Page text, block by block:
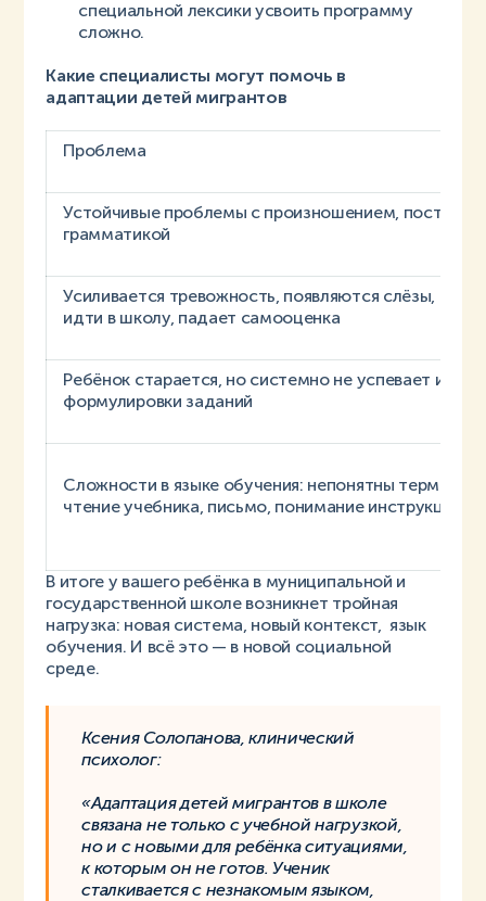
специальной лексики усвоить программу
сложно.
Какие специалисты могут помочь в
адаптации детей мигрантов
Проблема
Устойчивые проблемы с произношением,
грамматикой
Усиливается тревожность, появляются слёзы,
идти в школу, падает самооценка
Ребёнок старается, но системно не успевает из-
формулировки заданий
Сложности в языке обучения: непонятны термины,
чтение учебника, письмо, понимание инструкций
В итоге у вашего ребёнка в муниципальной и
государственной школе возникнет тройная
нагрузка: новая система, новый контекст, язык
обучения. И всё это — в новой социальной
среде.
Ксения Солопанова, клинический
психолог:
«Адаптация детей мигрантов в школе
связана не только с учебной нагрузкой,
но и с новыми для ребёнка ситуациями,
к которым он не готов. Ученик
сталкивается с незнакомым языком,